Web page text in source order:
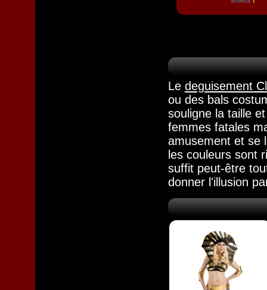
Le deguisement
ou des bals
souligne la taille
femmes fatales
amusement et se
les couleurs sont
suffit peut-être
donner l'illusion